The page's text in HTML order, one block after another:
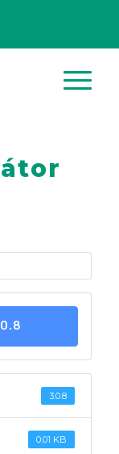
3.0.8
0.01 KB